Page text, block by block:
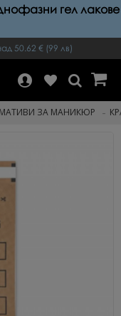
гел лакове
50.62 € (99 лв)
ЗА МАНИКЮР